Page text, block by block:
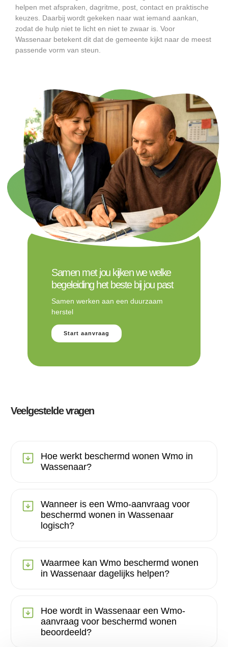
helpen met afspraken, dagritme, post, contact en praktische
keuzes. Daarbij wordt gekeken naar wat iemand aankan,
zodat de hulp niet te licht en niet te zwaar is. Voor
Wassenaar betekent dit dat de gemeente kijkt naar de meest
passende vorm van steun.
Samen met jou kijken we welke
begeleiding het beste bij jou past
Samen werken aan een duurzaam
herstel
Start aanvraag
Veelgestelde vragen
Hoe werkt beschermd wonen Wmo in
Wassenaar?
Wanneer is een Wmo-aanvraag voor
beschermd wonen in Wassenaar
logisch?
Waarmee kan Wmo beschermd wonen
in Wassenaar dagelijks helpen?
Hoe wordt in Wassenaar een Wmo-
aanvraag voor beschermd wonen
beoordeeld?